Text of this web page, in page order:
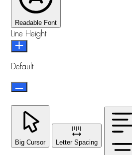
Readable Font
Line Height
Default
Big Cursor Letter Spacing